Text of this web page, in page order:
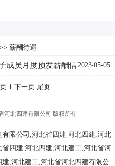
>> 薪酬待遇
2023-05-05
成员月度预发薪酬信
1 下一页 尾页
河北四建有限公司 版权所有
限公司,河北省四建 河北四建,河北
省四建 河北四建,河北建工,河北省河
建,河北建工,河北省河北四建有限公